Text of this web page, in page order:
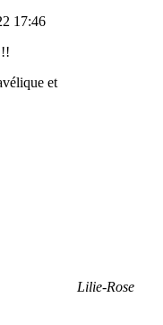
17:46
et
Lilie-Rose